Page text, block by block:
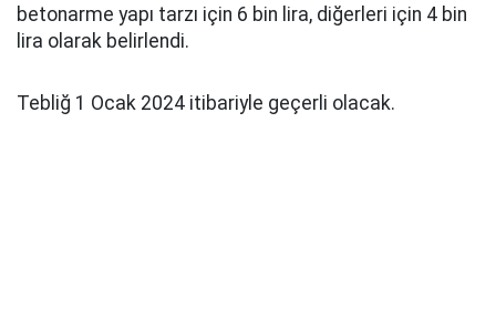
betonarme yapı tarzı için 6 bin lira, diğerleri için 4 bin
lira olarak belirlendi.
Tebliğ 1 Ocak 2024 itibariyle geçerli olacak.